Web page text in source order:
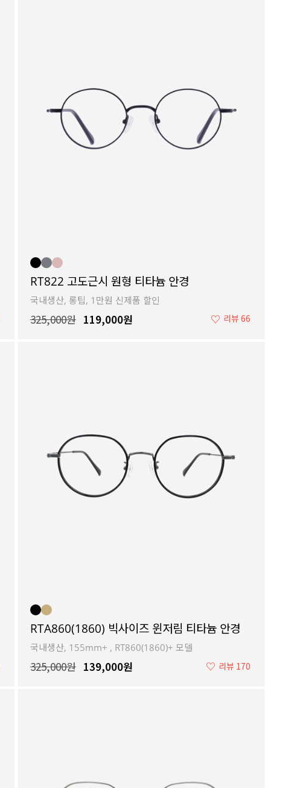
RT822 고도근시 원형 티타늄 안경
국내생산, 롱팁, 1만원 신제품 할인
325,000원 119,000원 ♡ 리뷰 66
RTA860(1860) 빅사이즈 윈저림 티타늄 안경
국내생산, 155mm+ , RT860(1860)+ 모델
325,000원 139,000원 ♡ 리뷰 170